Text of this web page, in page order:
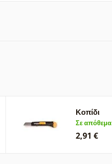
Κοπίδι
Σε απόθεμα
2,91 €